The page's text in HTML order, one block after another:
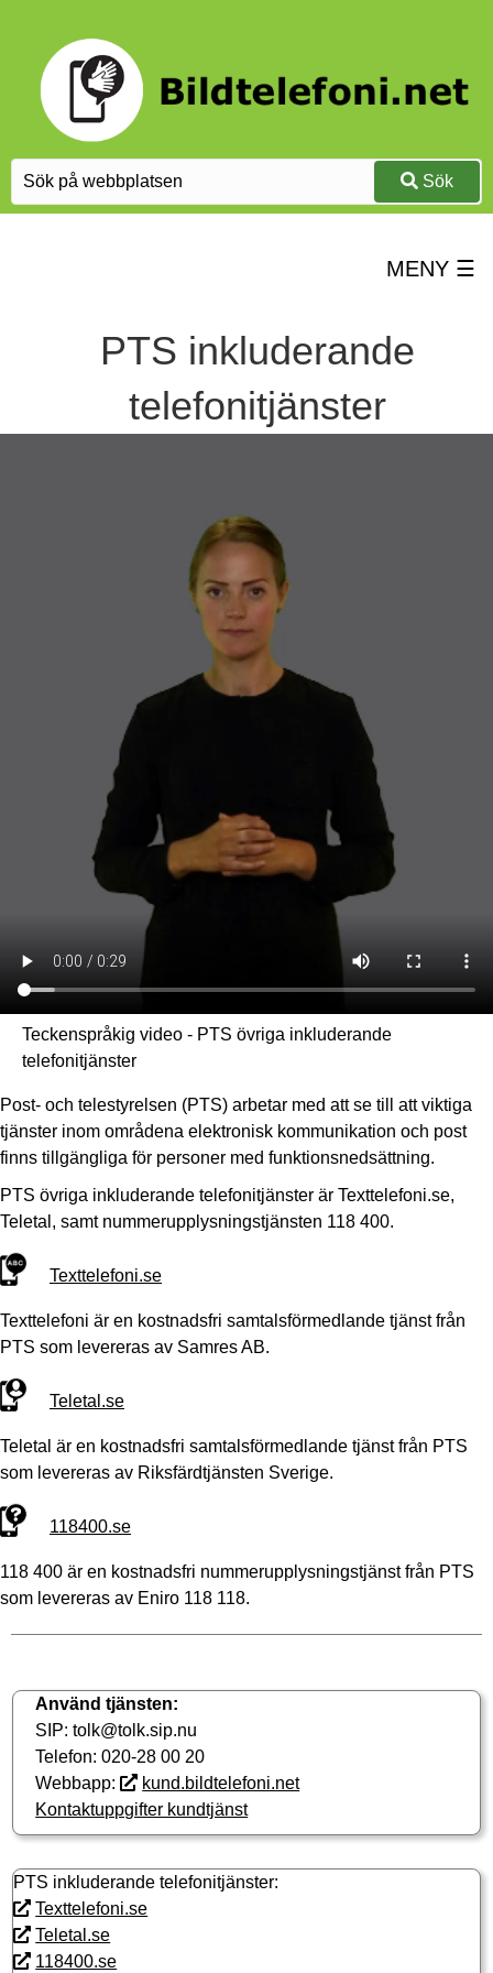
Sök
MENY ☰
PTS inkluderande
telefonitjänster
Teckenspråkig video - PTS övriga inkluderande
telefonitjänster
Post- och telestyrelsen (PTS) arbetar med att se till att viktiga
tjänster inom områdena elektronisk kommunikation och post
finns tillgängliga för personer med funktionsnedsättning.
PTS övriga inkluderande telefonitjänster är Texttelefoni.se,
Teletal, samt nummerupplysningstjänsten 118 400.
Texttelefoni.se
Texttelefoni är en kostnadsfri samtalsförmedlande tjänst från
PTS som levereras av Samres AB.
Teletal.se
Teletal är en kostnadsfri samtalsförmedlande tjänst från PTS
som levereras av Riksfärdtjänsten Sverige.
118400.se
118 400 är en kostnadsfri nummerupplysningstjänst från PTS
som levereras av Eniro 118 118.
Använd tjänsten:
SIP: tolk@tolk.sip.nu
Telefon: 020-28 00 20
Webbapp:
kund.bildtelefoni.net
Kontaktuppgifter kundtjänst
PTS inkluderande telefonitjänster:
Texttelefoni.se
Teletal.se
118400.se